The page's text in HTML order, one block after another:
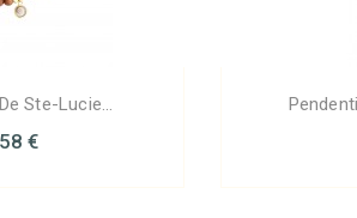
Ste-Lucie...
€